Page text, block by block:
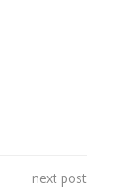
next post